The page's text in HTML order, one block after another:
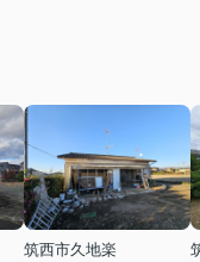
筑西市久地楽